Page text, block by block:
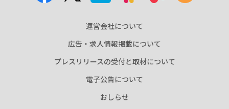
運営会社について
広告・求人情報掲載について
プレスリリースの受付と取材について
電子公告について
おしらせ